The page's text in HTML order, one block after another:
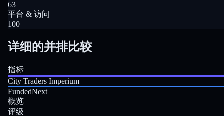
63
平台 & 访问
100
详细的并排比较
指标
City Traders Imperium
FundedNext
概览
评级